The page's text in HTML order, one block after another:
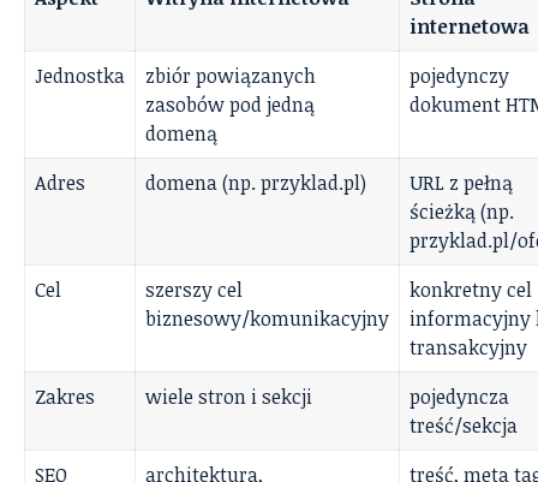
internetowa
Jednostka
zbiór powiązanych
zasobów pod jedną
domeną
pojedynczy
dokument
Adres domena (np. przyklad.pl)
URL z pełną
ścieżką (np.
przyklad.pl/
Cel
szerszy cel
biznesowy/komunikacyjny
konkretny cel
informacyjny
transakcyjny
Zakres
wiele stron i sekcji
pojedyncza
treść/sekcja
SEO
architektura, treść, meta